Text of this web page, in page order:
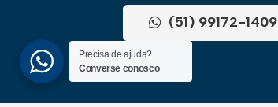
(51) 99172-1409
Precisa de ajuda?
Converse conosco